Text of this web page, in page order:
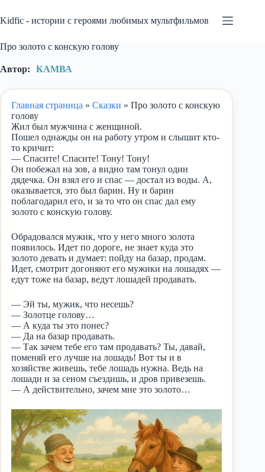
к
сути
Kidfic - истории с героями любимых мультфильмов
Про золото с конскую голову
Автор: КАМВА
Главная страница » Сказки » Про золото с конскую
голову
Жил был мужчина с женщиной.
Пошел однажды он на работу утром и слышит кто-
то кричит:
— Спасите! Спасите! Тону! Тону!
Он побежал на зов, а видно там тонул один
дядечка. Он взял его и спас — достал из воды. А,
оказывается, это был барин. Ну и барин
поблагодарил его, и за то что он спас дал ему
золото с конскую голову.
Обрадовался мужик, что у него много золота
появилось. Идет по дороге, не знает куда это
золото девать и думает: пойду на базар, продам.
Идет, смотрит догоняют его мужики на лошадях —
едут тоже на базар, ведут лошадей продавать.
— Эй ты, мужик, что несешь?
— Золотце голову…
— А куда ты это понес?
— Да на базар продавать.
— Так зачем тебе его там продавать? Ты, давай,
поменяй его лучше на лошадь! Вот ты и в
хозяйстве живешь, тебе лошадь нужна. Ведь на
лошади и за сеном съездишь, и дров привезешь.
— А действительно, зачем мне это золото…